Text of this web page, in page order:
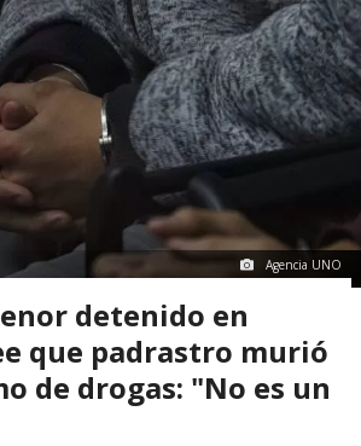
Agencia UNO
detenido en
que padrastro murió
de drogas: "No es un